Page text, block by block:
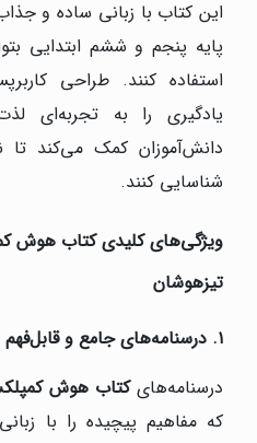
این کتاب با زبانی ساده و
پایه پنجم و ششم ابتدایی
استفاده کنند. طراحی
یادگیری را به تجربه‌ای
دانش‌آموزان کمک می‌کند
شناسایی کنند.
ویژگی‌های کلیدی کتاب هوش
تیزهوشان
۱. درسنامه‌های جامع و قابل‌فهم
درسنامه‌هایکتاب هوش
که مفاهیم پیچیده را با